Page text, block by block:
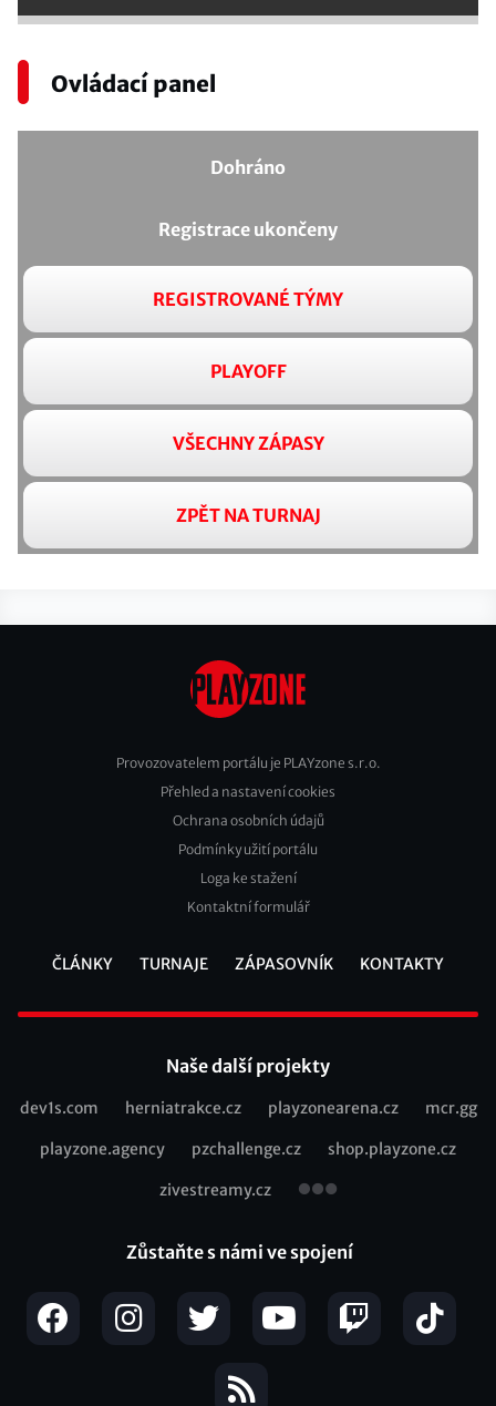
Ovládací panel
Dohráno
Registrace ukončeny
REGISTROVANÉ TÝMY
PLAYOFF
VŠECHNY ZÁPASY
ZPĚT NA TURNAJ
Footer
Provozovatelem portálu je PLAYzone s.r.o.
Přehled a nastavení cookies
Ochrana osobních údajů
Podmínky užití portálu
Loga ke stažení
Kontaktní formulář
ČLÁNKY TURNAJE ZÁPASOVNÍK KONTAKTY
Naše další projekty
Recommended
dev1s.com herniatrakce.cz playzonearena.cz mcr.gg
playzone.agency pzchallenge.cz shop.playzone.cz
zivestreamy.cz
Zůstaňte s námi ve spojení